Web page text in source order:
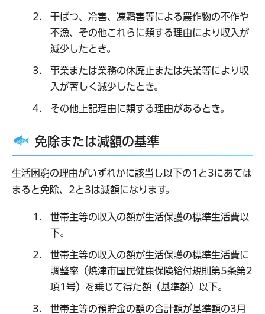
干ばつ、冷害、凍霜害等による農作物の不作や
不漁、その他これらに類する理由により収入が
減少したとき。
事業または業務の休廃止または失業等により収
入が著しく減少したとき。
その他上記理由に類する理由があるとき。
免除または減額の基準
生活困窮の理由がいずれかに該当し以下の1と3にあては
まると免除、2と3は減額になります。
世帯主等の収入の額が生活保護の標準生活費以
下。
世帯主等の収入の額が生活保護の標準生活費に
調整率（焼津市国民健康保険給付規則第5条第2
項1号）を乗じて得た額（基準額）以下。
世帯主等の預貯金の額の合計額が基準額の3月